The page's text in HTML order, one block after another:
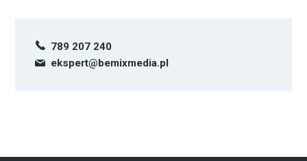
789 207 240
ekspert@bemixmedia.pl